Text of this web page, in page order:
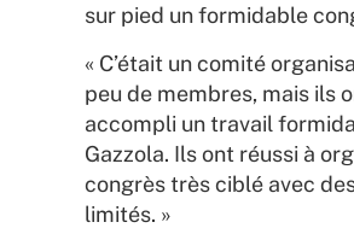
sur pied un formidable
« C’était un comité
peu de membres, mais ils
accompli un travail
Gazzola. Ils ont réussi à
congrès très ciblé avec
limités. »